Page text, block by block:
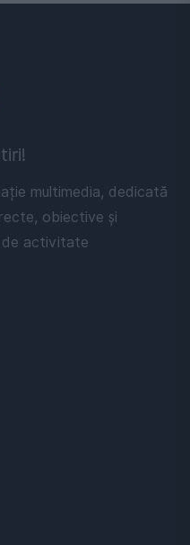
multimedia, dedicată
obiective și
de activitate